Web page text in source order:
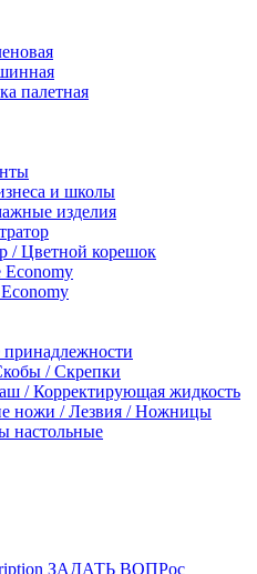
палетная
и школы
изделия
/ Цветной корешок
Economy
/ Скрепки
/ Корректирующая жидкость
ножи / Лезвия / Ножницы
настольные
ЗАДАТЬ ВОПРос